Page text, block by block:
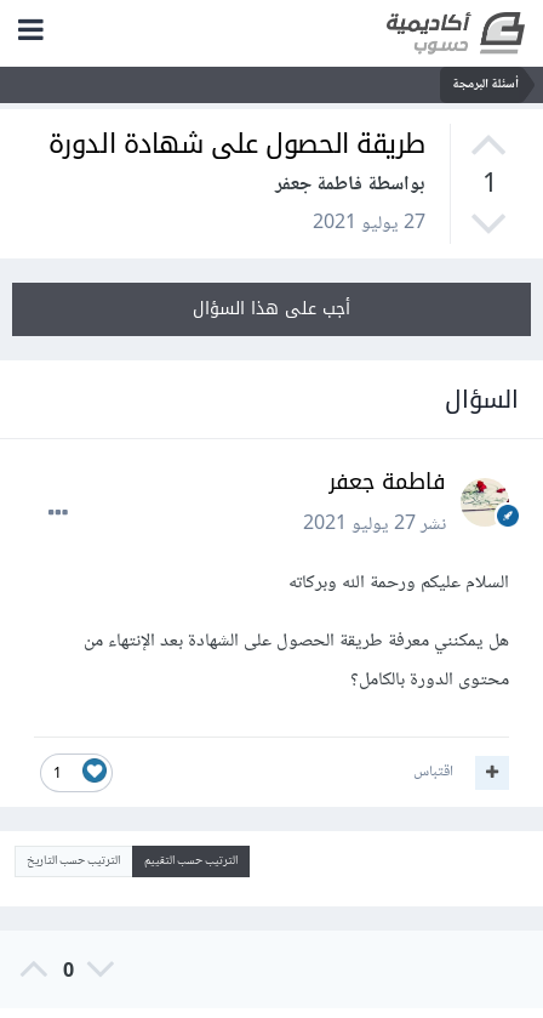
أسئلة البرمجة
1
طريقة الحصول على شهادة الدورة
بواسطة فاطمة جعفر
27 يوليو 2021
أجب على هذا السؤال
السؤال
فاطمة جعفر
نشر27 يوليو 2021
السلام عليكم ورحمة الله وبركاته
هل يمكنني معرفة طريقة الحصول على الشهادة بعد الإنتهاء من
محتوى الدورة بالكامل؟
1 اقتباس
الترتيب حسب التقييم الترتيب حسب التاريخ
0